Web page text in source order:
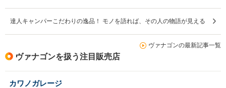
達人キャンパーこだわりの逸品！ モノを語れば、その人の物語が見える
ヴァナゴンの最新記事一覧
ヴァナゴンを扱う注目販売店
カワノガレージ